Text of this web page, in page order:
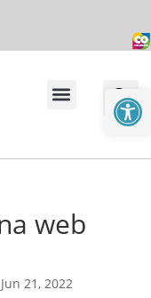
web
Jun 21, 2022